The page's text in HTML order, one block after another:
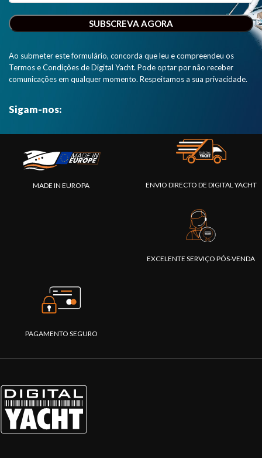
Ao submeter este formulário, concorda que leu e compreendeu os
Termos e Condições de Digital Yacht. Pode optar por não receber
comunicações em qualquer momento. Respeitamos a sua privacidade.
Sigam-nos:
MADE IN EUROPA ENVIO DIRECTO DE DIGITAL YACHT
EXCELENTE SERVIÇO PÓS-VENDA
PAGAMENTO SEGURO